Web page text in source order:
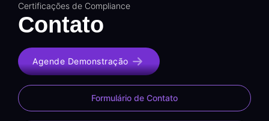
Certificações de Compliance
Contato
Agende Demonstração
Formulário de Contato